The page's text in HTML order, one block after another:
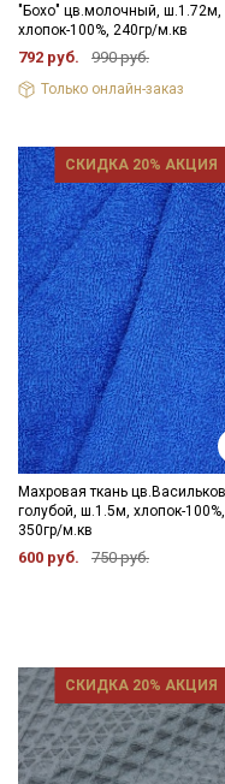
"Бохо" цв.молочный, ш.1.72м,
хлопок-100%, 240гр/м.кв
792 руб. 990 руб.
Только онлайн-заказ
СКИДКА 20% АКЦИЯ
Махровая ткань
голубой, ш.1.5м, хлопок-100%,
350гр/м.кв
600 руб. 750 руб.
СКИДКА 20% АКЦИЯ
Электронная почта
Ознакомлен(а) с
данныхи даю
данных
ДаюСогласие на
информационных